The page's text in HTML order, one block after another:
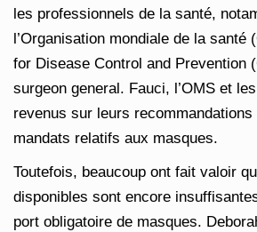
les professionnels de la santé,
l’Organisation mondiale de la santé
for Disease Control and Prevention
surgeon general. Fauci, l’OMS et
revenus sur leurs
mandats relatifs aux masques.
Toutefois, beaucoup ont fait valoir
disponibles sont encore
port obligatoire de masques.